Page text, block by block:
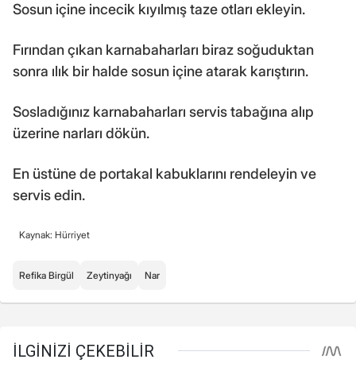
Sosun içine incecik kıyılmış taze otları ekleyin.
Fırından çıkan karnabaharları biraz soğuduktan
sonra ılık bir halde sosun içine atarak karıştırın.
Sosladığınız karnabaharları servis tabağına alıp
üzerine narları dökün.
En üstüne de portakal kabuklarını rendeleyin ve
servis edin.
Kaynak: Hürriyet
Refika Birgül Zeytinyağı Nar